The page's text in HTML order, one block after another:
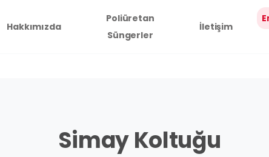
Hakkımızda
Poliüretan
Süngerler
İletişim
SimayKoltuğu